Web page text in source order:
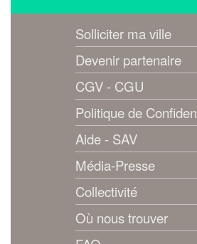
Solliciter ma ville
Devenir partenaire
CGV - CGU
Politique de
Aide - SAV
Média-Presse
Collectivité
Où nous trouver